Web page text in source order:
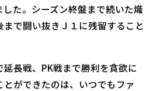
した。シーズン終盤まで続いた熾
で闘い抜きＪ１に残留すること
長戦、PK戦まで勝利を貪欲に
とができたのは、いつでもファ